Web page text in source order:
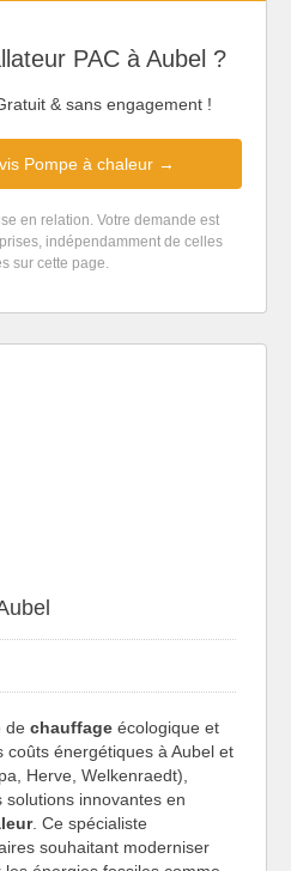
PAC à Aubel ?
& sans engagement !
Pompe à chaleur →
en relation. Votre demande est
indépendamment de celles
sur cette page.
de chauffage écologique et
énergétiques à Aubel et
Herve, Welkenraedt),
innovantes en
. Ce spécialiste
souhaitant moderniser